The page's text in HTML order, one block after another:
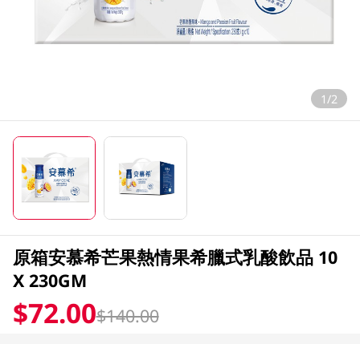
1/2
原箱安慕希芒果熱情果希臘式乳酸飲品 10
X 230GM
$72.00$140.00